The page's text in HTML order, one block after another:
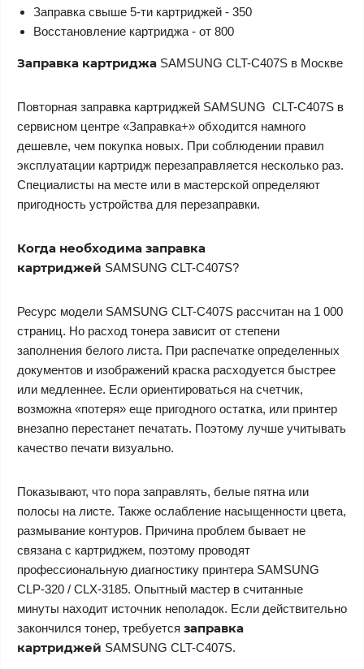
Заправка свыше 5-ти картриджей - 350
Восстановление картриджа - от 800
Заправка картриджа SAMSUNG CLT-C407S в Москве
Повторная заправка картриджей SAMSUNG CLT-C407S в
сервисном центре «Заправка+» обходится намного
дешевле, чем покупка новых. При соблюдении правил
эксплуатации картридж перезаправляется несколько раз.
Специалисты на месте или в мастерской определяют
пригодность устройства для перезаправки.
Когда необходима заправка
картриджей SAMSUNG CLT-C407S?
Ресурс модели SAMSUNG CLT-C407S рассчитан на 1 000
страниц. Но расход тонера зависит от степени
заполнения белого листа. При распечатке определенных
документов и изображений краска расходуется быстрее
или медленнее. Если ориентироваться на счетчик,
возможна «потеря» еще пригодного остатка, или принтер
внезапно перестанет печатать. Поэтому лучше учитывать
качество печати визуально.
Показывают, что пора заправлять, белые пятна или
полосы на листе. Также ослабление насыщенности цвета,
размывание контуров. Причина проблем бывает не
связана с картриджем, поэтому проводят
профессиональную диагностику принтера SAMSUNG
CLP-320 / CLX-3185. Опытный мастер в считанные
минуты находит источник неполадок. Если действительно
закончился тонер, требуется заправка
картриджей SAMSUNG CLT-C407S.